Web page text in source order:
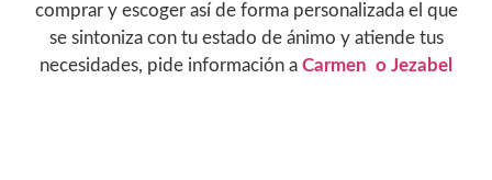
comprar y escoger así de forma personalizada el que
se sintoniza con tu estado de ánimo y atiende tus
necesidades, pide información a Carmen o Jezabel